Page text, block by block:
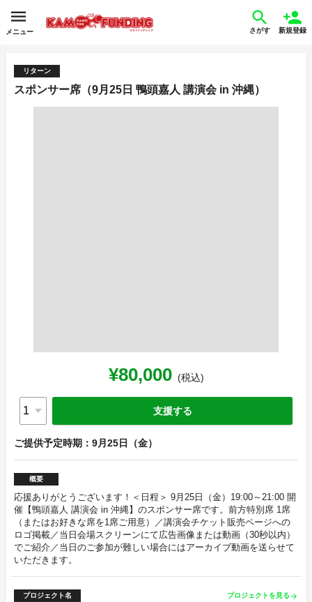
メニュー さがす 新規登録
リターン
スポンサー席（9月25日 鴨頭嘉人 講演会 in 沖縄）
¥80,000 (税込)
支援する
ご提供予定時期：9月25日（金）
概要
応援ありがとうございます！＜日程＞ 9月25日（金）19:00～21:00 開
催【鴨頭嘉人 講演会 in 沖縄】のスポンサー席です。前方特別席 1席
（またはお好きな席を1席ご用意）／講演会チケット販売ページへの
ロゴ掲載／当日会場スクリーンにて広告画像または動画（30秒以内）
でご紹介／当日のご参加が難しい場合にはアーカイブ動画を送らせて
いただきます。
プロジェクト名 プロジェクトを見る arrow_forward